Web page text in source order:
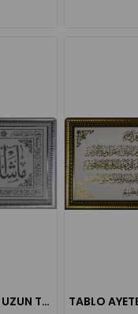
TABLO MAŞAALLAH UZUN TS36 (36X66 CM)